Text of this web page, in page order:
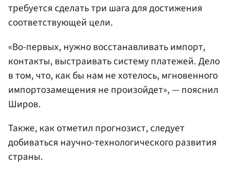
требуется сделать три шага для достижения
соответствующей цели.
«Во-первых, нужно восстанавливать импорт,
контакты, выстраивать систему платежей. Дело
в том, что, как бы нам не хотелось, мгновенного
импортозамещения не произойдет», — пояснил
Широв.
Также, как отметил прогнозист, следует
добиваться научно-технологического развития
страны.